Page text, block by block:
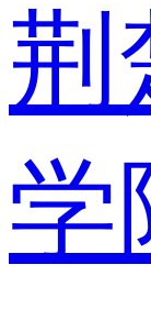
荆
学